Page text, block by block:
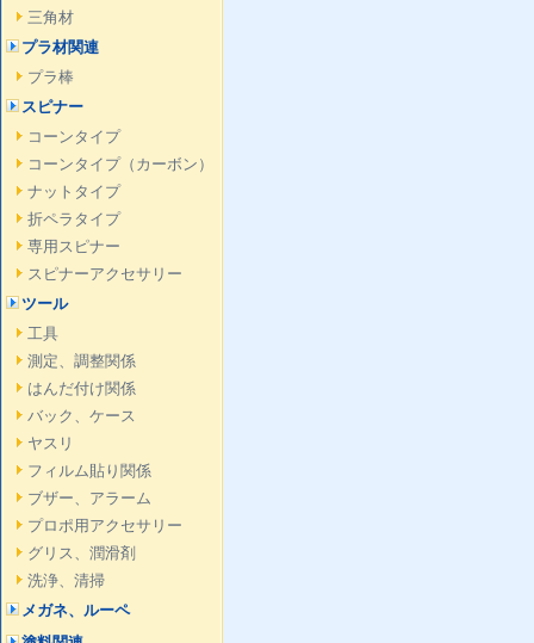
三角材
プラ材関連
プラ棒
スピナー
コーンタイプ
コーンタイプ（カーボン）
ナットタイプ
折ペラタイプ
専用スピナー
スピナーアクセサリー
ツール
工具
測定、調整関係
はんだ付け関係
バック、ケース
ヤスリ
フィルム貼り関係
ブザー、アラーム
プロポ用アクセサリー
グリス、潤滑剤
洗浄、清掃
メガネ、ルーペ